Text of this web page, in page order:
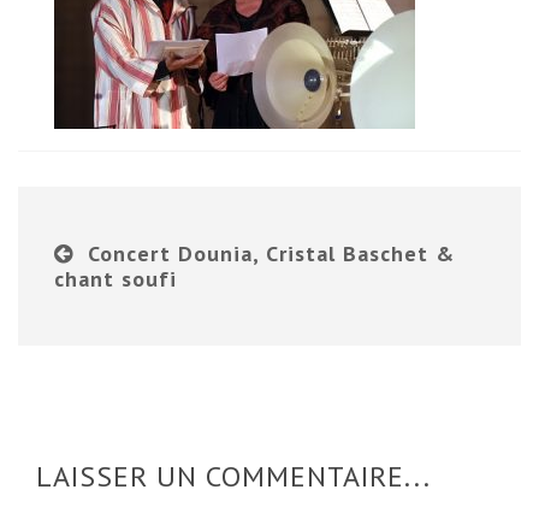
Concert Dounia, Cristal Baschet &
chant soufi
LAISSER UN COMMENTAIRE...